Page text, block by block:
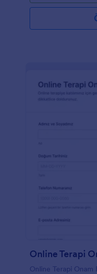
Online Terapi
Online Terapi